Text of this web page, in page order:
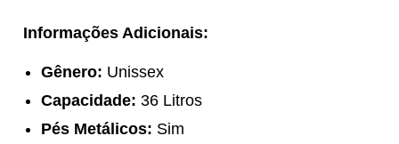
Informações Adicionais:
Gênero: Unissex
Capacidade: 36 Litros
Pés Metálicos: Sim